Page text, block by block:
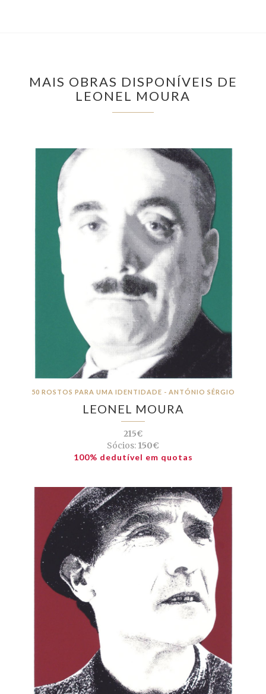
MAIS OBRAS DISPONÍVEIS DE
LEONEL MOURA
50 ROSTOS PARA UMA IDENTIDADE - ANTÓNIO SÉRGIO
LEONEL MOURA
215€
Sócios: 150€
100% dedutível em quotas